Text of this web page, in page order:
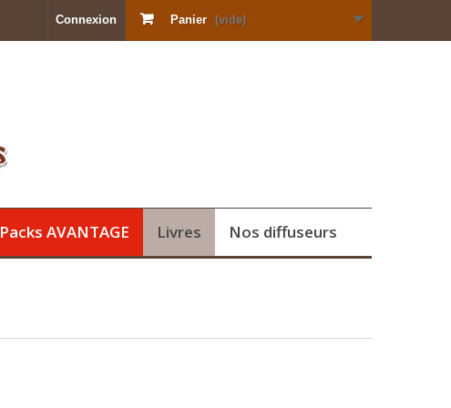
Panier (vide)
Connexion
Packs AVANTAGE Livres Nos diffuseurs